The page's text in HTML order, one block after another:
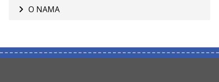
O NAMA